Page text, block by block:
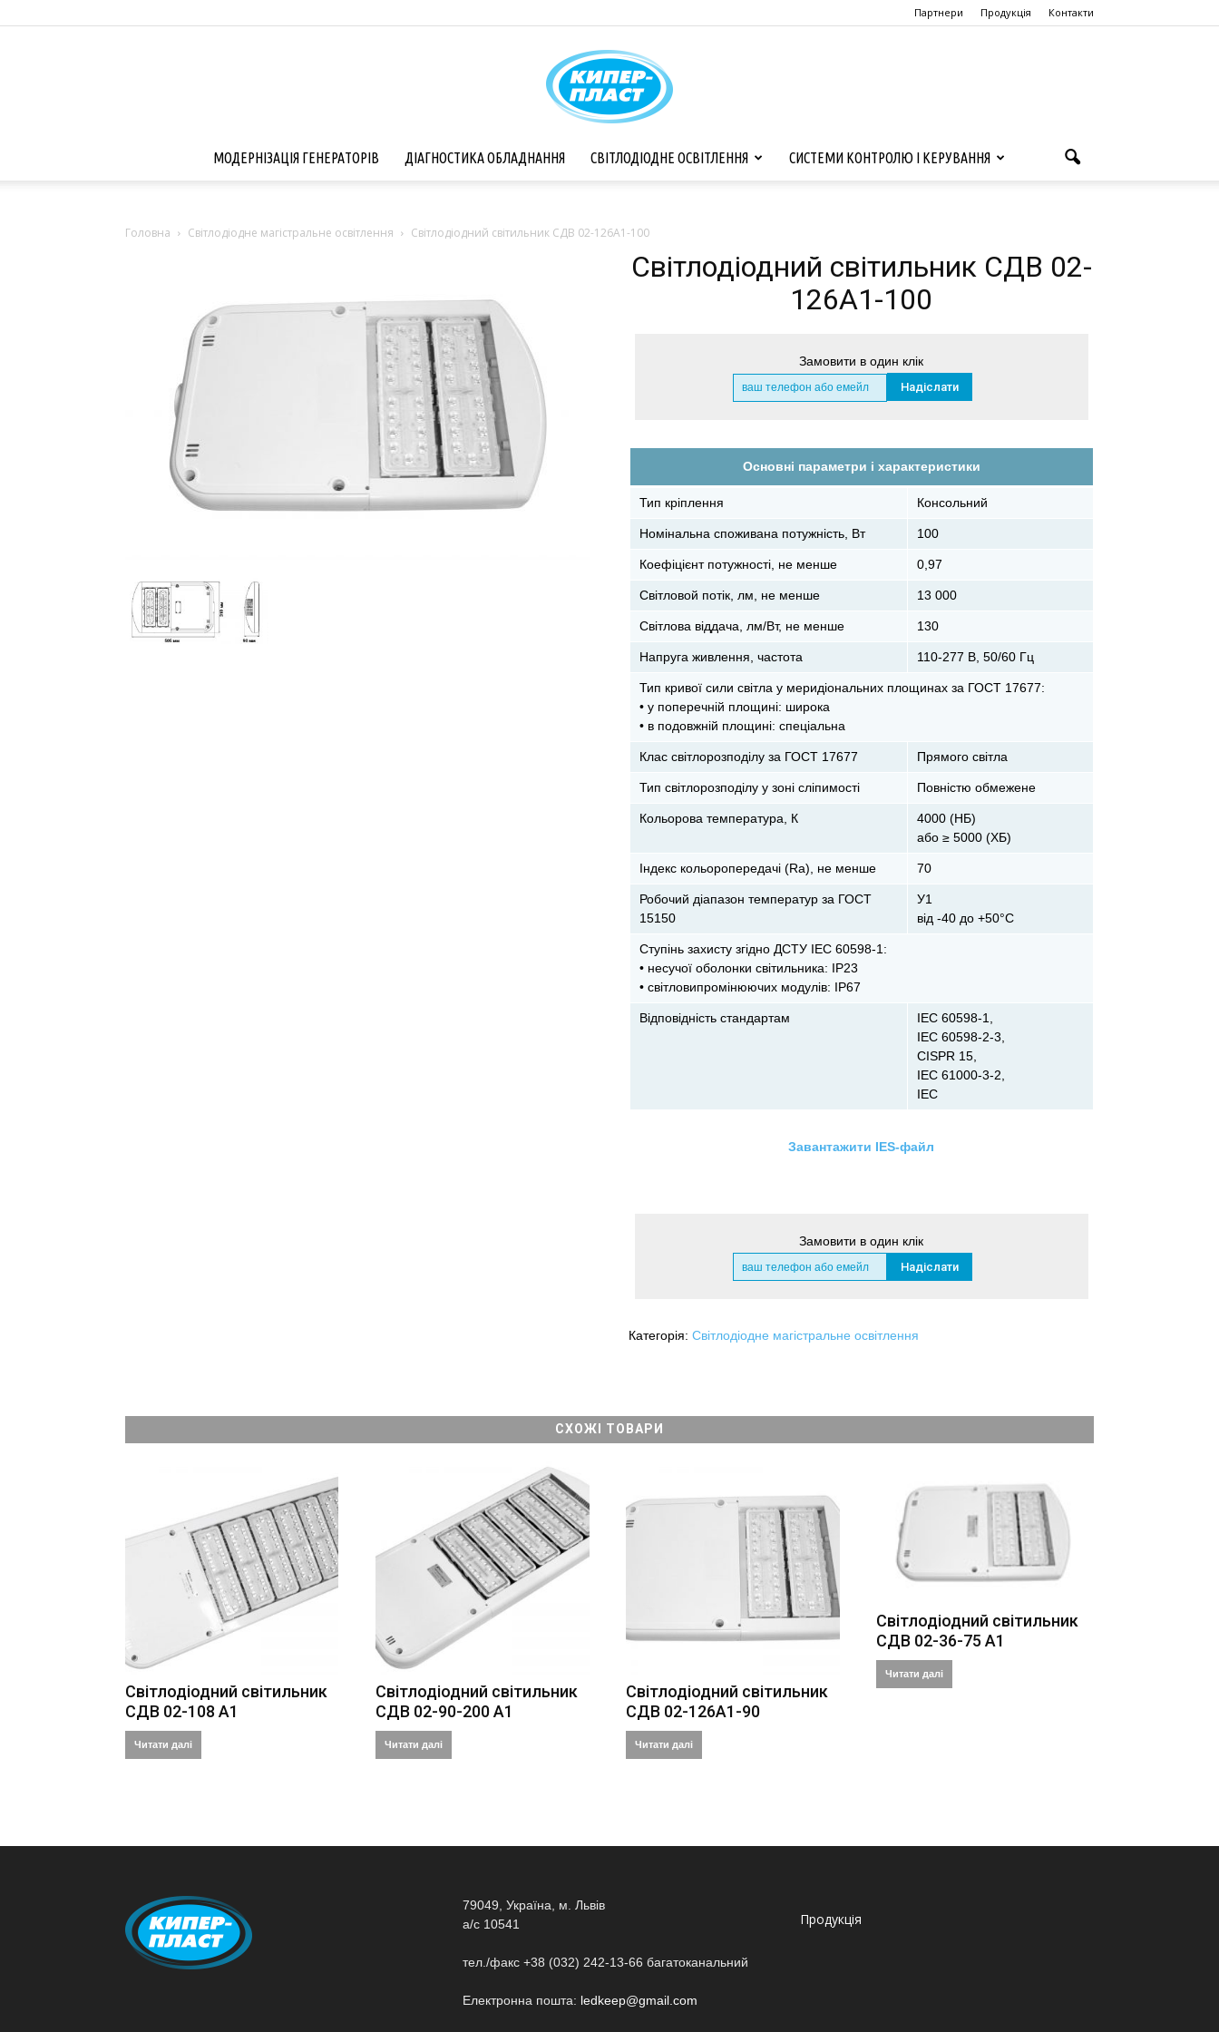
Партнери Продукція Контакти
МОДЕРНІЗАЦІЯ ГЕНЕРАТОРІВ ДІАГНОСТИКА ОБЛАДНАННЯ СВІТЛОДІОДНЕ ОСВІТЛЕННЯ СИСТЕМИ КОНТРОЛЮ І КЕРУВАННЯ
Головна Світлодіодне магістральне освітлення Cвітлодіодний світильник СДВ 02-126А1-100
Cвітлодіодний світильник СДВ 02-
126А1-100
Замовити в один клік
Основні параметри і характеристики
Тип кріплення Консольний
Номінальна споживана потужність, Вт 100
Коефіцієнт потужності, не менше 0,97
Світловой потік, лм, не менше 13 000
Світлова віддача, лм/Вт, не менше 130
Напруга живлення, частота 110-277 В, 50/60 Гц
Тип кривої сили світла у меридіональних площинах за ГОСТ 17677:
• у поперечній площині: широка
• в подовжній площині: спеціальна
Клас світлорозподілу за ГОСТ 17677 Прямого світла
Тип світлорозподілу у зоні сліпимості Повністю обмежене
Кольорова температура, К
4000 (НБ)
або ≥ 5000 (ХБ)
Індекс кольоропередачі (Ra), не менше 70
Робочий діапазон температур за ГОСТ
15150
У1
від -40 до +50°С
Ступінь захисту згідно ДСТУ IEC 60598-1:
• несучої оболонки світильника: IP23
• світловипромінюючих модулів: ІР67
Відповідність стандартам
ІЕС 60598-1,
ІЕС 60598-2-3,
CISPR 15,
ІЕС 61000-3-2,
ІЕС
Завантажити IES-файл
Замовити в один клік
Категорія:Світлодіодне магістральне освітлення
СХОЖІ ТОВАРИ
Світлодіодний світильник
СДВ 02-108 А1
Читати далі
Світлодіодний світильник
СДВ 02-90-200 А1
Читати далі
Cвітлодіодний світильник
СДВ 02-126А1-90
Читати далі
Світлодіодний світильник
СДВ 02-36-75 А1
Читати далі
79049, Україна, м. Львів
а/с 10541
тел./факс +38 (032) 242-13-66 багатоканальний
Електронна пошта: ledkeep@gmail.com
Продукція